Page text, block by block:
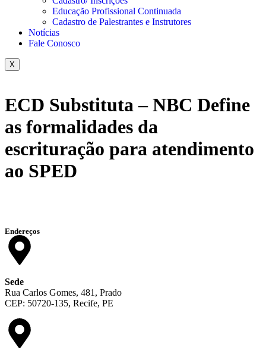
Educação Profissional Continuada
Cadastro de Palestrantes e Instrutores
Notícias
Fale Conosco
X
ECD Substituta – NBC Define
as formalidades da
escrituração para atendimento
ao SPED
Endereços
Sede
Rua Carlos Gomes, 481, Prado
CEP: 50720-135, Recife, PE